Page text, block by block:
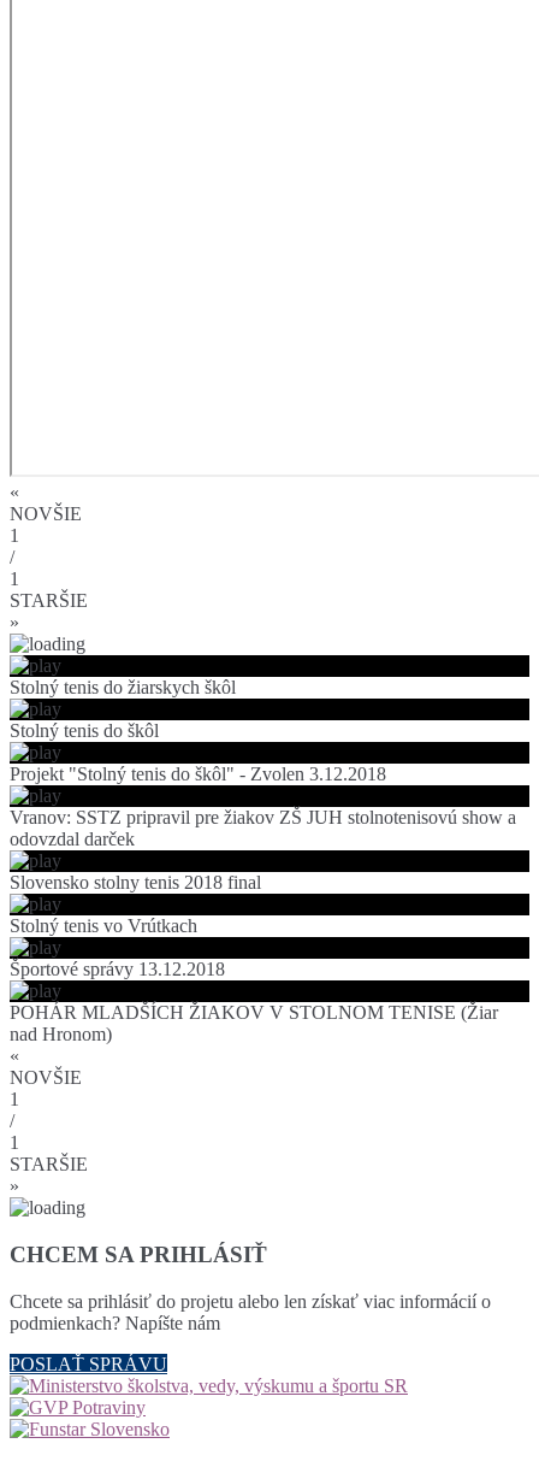
«
NOVŠIE
1
/
1
STARŠIE
»
Stolný tenis do žiarskych škôl
Stolný tenis do škôl
Projekt "Stolný tenis do škôl" - Zvolen 3.12.2018
Vranov: SSTZ pripravil pre žiakov ZŠ JUH stolnotenisovú show a
odovzdal darček
Slovensko stolny tenis 2018 final
Stolný tenis vo Vrútkach
Športové správy 13.12.2018
POHÁR MLADŠÍCH ŽIAKOV V STOLNOM TENISE (Žiar
nad Hronom)
«
NOVŠIE
1
/
1
STARŠIE
»
CHCEM SA PRIHLÁSIŤ
Chcete sa prihlásiť do projetu alebo len získať viac informácií o
podmienkach? Napíšte nám
POSLAŤ SPRÁVU